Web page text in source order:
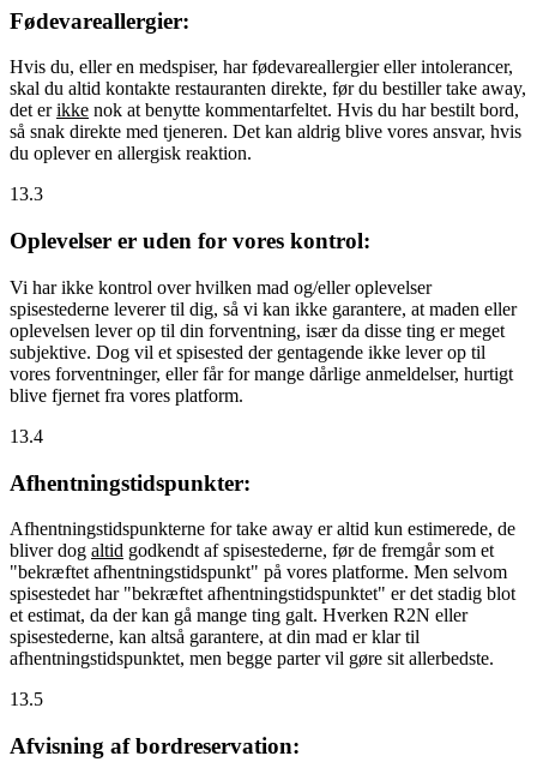
Fødevareallergier:
Hvis du, eller en medspiser, har fødevareallergier eller intolerancer,
skal du altid kontakte restauranten direkte, før du bestiller take away,
det erikke nok at benytte kommentarfeltet. Hvis du har bestilt bord,
så snak direkte med tjeneren. Det kan aldrig blive vores ansvar, hvis
du oplever en allergisk reaktion.
13.3
Oplevelser er uden for vores kontrol:
Vi har ikke kontrol over hvilken mad og/eller oplevelser
spisestederne leverer til dig, så vi kan ikke garantere, at maden eller
oplevelsen lever op til din forventning, især da disse ting er meget
subjektive. Dog vil et spisested der gentagende ikke lever op til
vores forventninger, eller får for mange dårlige anmeldelser, hurtigt
blive fjernet fra vores platform.
13.4
Afhentningstidspunkter:
Afhentningstidspunkterne for take away er altid kun estimerede, de
bliver dog altid godkendt af spisestederne, før de fremgår som et
"bekræftet afhentningstidspunkt" på vores platforme. Men selvom
spisestedet har "bekræftet afhentningstidspunktet" er det stadig blot
et estimat, da der kan gå mange ting galt. Hverken R2N eller
spisestederne, kan altså garantere, at din mad er klar til
afhentningstidspunktet, men begge parter vil gøre sit allerbedste.
13.5
Afvisning af bordreservation: